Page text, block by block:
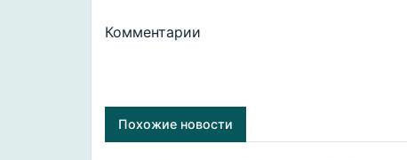
Комментарии
Похожие новости